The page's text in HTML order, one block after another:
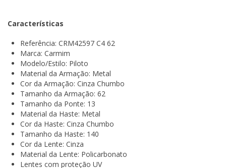
Características
Referência: CRM42597 C4 62
Marca: Carmim
Modelo/Estilo: Piloto
Material da Armação: Metal
Cor da Armação: Cinza Chumbo
Tamanho da Armação: 62
Tamanho da Ponte: 13
Material da Haste: Metal
Cor da Haste: Cinza Chumbo
Tamanho da Haste: 140
Cor da Lente: Cinza
Material da Lente: Policarbonato
Lentes com proteção UV